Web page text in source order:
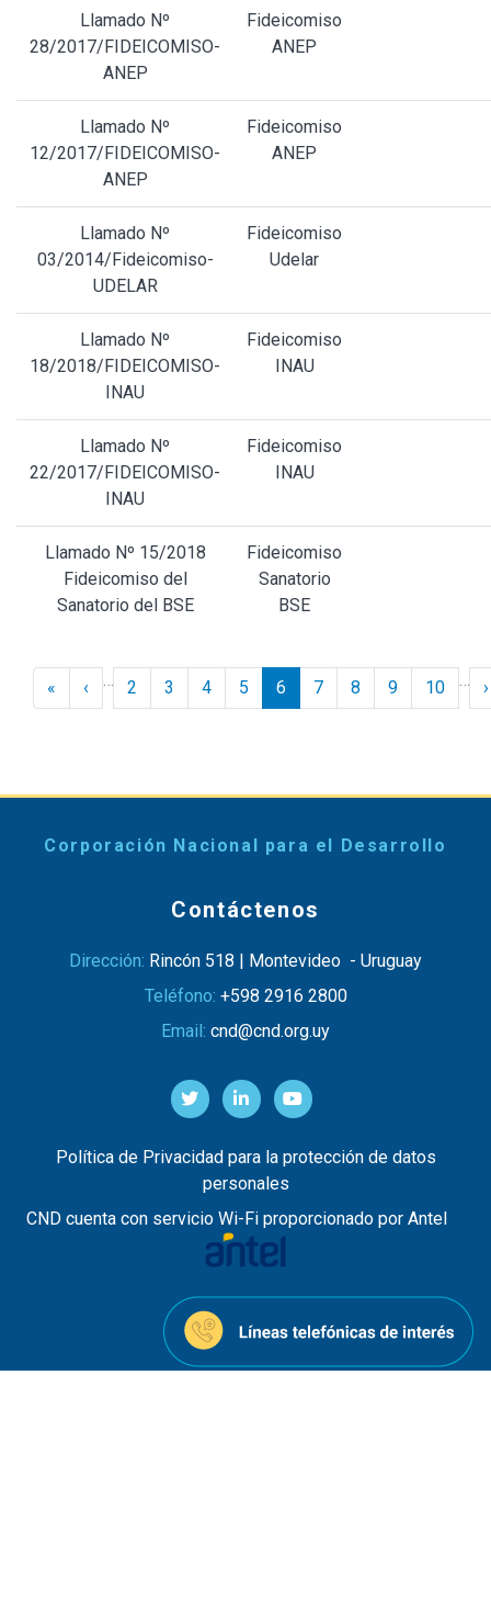
Llamado Nº
28/2017/FIDEICOMISO-
ANEP
Fideicomiso
ANEP
Llamado Nº
12/2017/FIDEICOMISO-
ANEP
Fideicomiso
ANEP
Llamado Nº
03/2014/Fideicomiso-
UDELAR
Fideicomiso
Udelar
Llamado Nº
18/2018/FIDEICOMISO-
INAU
Fideicomiso
INAU
Llamado Nº
22/2017/FIDEICOMISO-
INAU
Fideicomiso
INAU
Llamado Nº 15/2018
Fideicomiso del
Sanatorio del BSE
Fideicomiso
Sanatorio
BSE
Paginación
« « Inicio
‹ ‹ Anterior
… 2 3 4 5 6 7 8 9 10 … ›
Corporación Nacional para el Desarrollo
Contáctenos
Dirección: Rincón 518 | Montevideo - Uruguay
Teléfono: +598 2916 2800
Email: cnd@cnd.org.uy
Política de Privacidad para la protección de datos
personales
CND cuenta con servicio Wi-Fi proporcionado por Antel